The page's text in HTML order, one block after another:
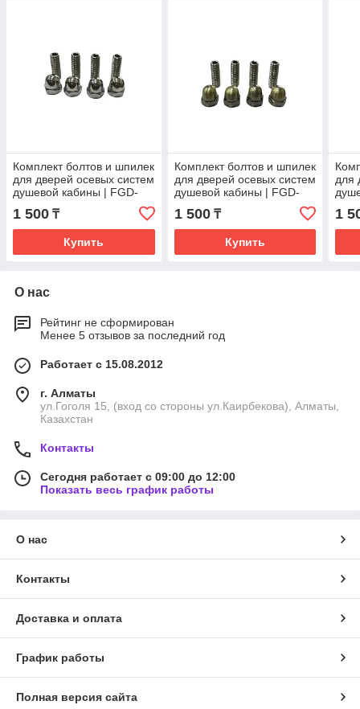
Комплект болтов и шпилек
для дверей осевых систем
душевой кабины | FGD-
520CR | Хром
1 500 ₸
Купить
Комплект болтов и шпилек
для дверей осевых систем
душевой кабины | FGD-
520BR | Бронзовый
1 500₸
Купить
для
1
О нас
Рейтинг не сформирован
Менее 5 отзывов за последний год
Работает с 15.08.2012
г. Алматы
ул.Гоголя 15, (вход со стороны ул.Каирбекова), Алматы,
Казахстан
Контакты
Сегодня работает с 09:00 до 12:00
Показать весь график работы
О нас
Контакты
Доставка и оплата
График работы
Полная версия сайта